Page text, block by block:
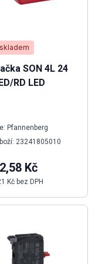
SON 4L 24
RD LED
Pfannenberg
23241805010
Kč
Kč bez DPH